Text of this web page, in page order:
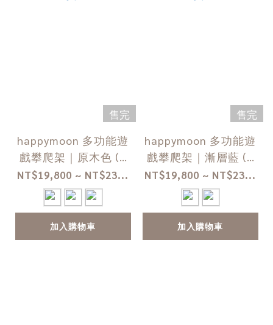
售完
happymoon 多功能遊
戲攀爬架｜原木色 (9
月底出貨)
NT$19,800 ~ NT$23...
加入購物車
售完
happymoon 多功能遊
戲攀爬架｜漸層藍 (9
月底出貨)
NT$19,800 ~ NT$23...
加入購物車